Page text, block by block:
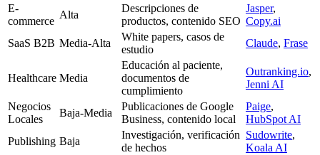
E-
commerce
Alta
Descripciones de
productos, contenido SEO
Jasper,
Copy.ai
SaaS B2B Media-Alta
White papers, casos de
estudio
Claude, Frase
Healthcare Media
Educación al paciente,
documentos de
cumplimiento
Outranking.io,
Jenni AI
Negocios
Locales
Baja-Media
Publicaciones de Google
Business, contenido local
Paige,
HubSpot AI
Publishing Baja
Investigación, verificación
de hechos
Sudowrite,
Koala AI